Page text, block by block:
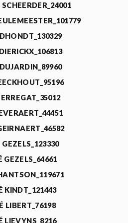
GEZELS_64661
KINDT_121443
LIBERT_76198
LIEVYNS_8216